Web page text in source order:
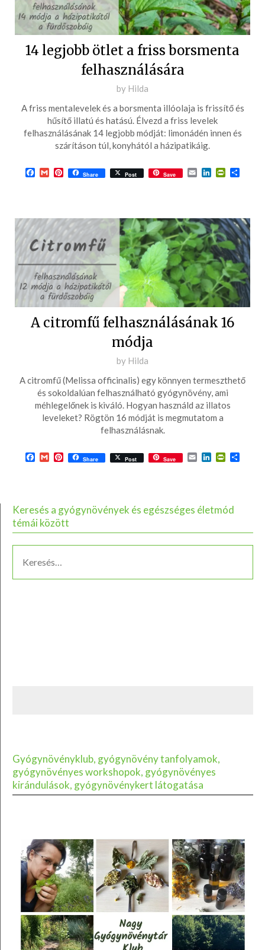
14 legjobb ötlet a friss borsmenta
felhasználására
Posted
2022-
07-
13
by Hilda
A friss mentalevelek és a borsmenta illóolaja is frissítő és
hűsítő illatú és hatású. Élvezd a friss levelek
felhasználásának 14 legjobb módját: limonádén innen és
szárításon túl, konyhától a házipatikáig.
Facebook
GmailPinterest
Share Post Save EmailLinkedIn
A citromfű felhasználásának 16
módja
Posted
on
2022-
06-
29
by Hilda
A citromfű (Melissa officinalis) egy könnyen termeszthető
és sokoldalúan felhasználható gyógynövény, ami
méhlegelőnek is kiváló. Hogyan használd az illatos
leveleket? Rögtön 16 módját is megmutatom a
felhasználásnak.
Facebook
GmailPinterest
Share Post Save EmailLinkedIn
Keresés a gyógynövények és egészséges életmód
témái között
Gyógynövényklub, gyógynövény tanfolyamok,
gyógynövényes workshopok, gyógynövényes
kirándulások, gyógynövénykert látogatása